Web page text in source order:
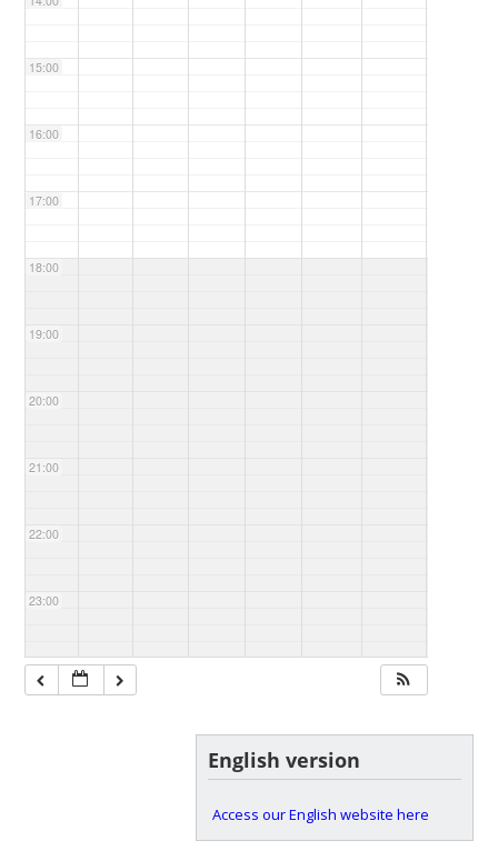
15:00
16:00
17:00
18:00
19:00
20:00
21:00
22:00
23:00
English version
Access our English website here